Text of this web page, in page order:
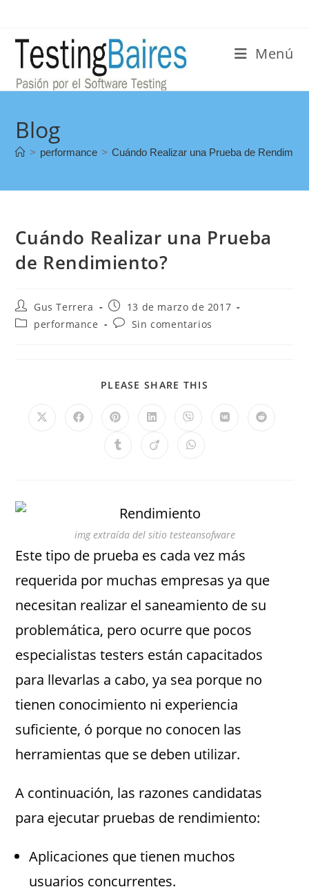
Menú
Blog
> performance > Cuándo Realizar una Prueba de
Cuándo Realizar una Prueba
de Rendimiento?
Gus Terrera
13 de marzo de 2017
performance
Sin comentarios
PLEASE SHARE THIS
img extraída del sitio testeansofware
Este tipo de prueba es cada vez más
requerida por muchas empresas ya que
necesitan realizar el saneamiento de su
problemática, pero ocurre que pocos
especialistas testers están capacitados
para llevarlas a cabo, ya sea porque no
tienen conocimiento ni experiencia
suficiente, ó porque no conocen las
herramientas que se deben utilizar.
A continuación, las razones candidatas
para ejecutar pruebas de rendimiento:
Aplicaciones que tienen muchos
usuarios concurrentes.